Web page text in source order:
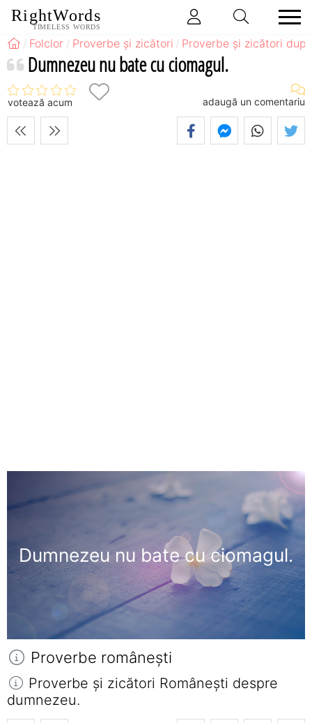
RightWords
TIMELESS WORDS
Folclor Proverbe și zicători Proverbe și zicători
Dumnezeu nu bate cu ciomagul.
votează acum adaugă un comentariu
Dumnezeu nu bate cu ciomagul.
Proverbe româneşti
Proverbe și zicători Româneşti despre
dumnezeu.